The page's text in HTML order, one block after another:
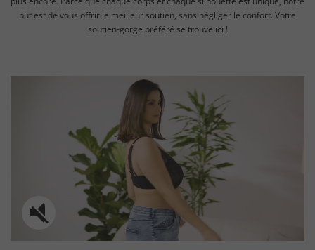
but est de vous offrir le meilleur soutien, sans négliger le confort. Votre
soutien-gorge préféré se trouve ici !